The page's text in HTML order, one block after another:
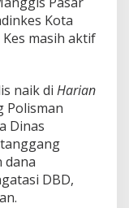
Kota
masih aktif
naik di Harian
Polisman
Dinas
dana
DBD,